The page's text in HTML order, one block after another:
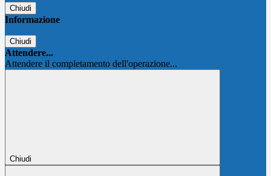
Chiudi
Informazione
Chiudi
Attendere...
Attendere il completamento dell'operazione...
Chiudi